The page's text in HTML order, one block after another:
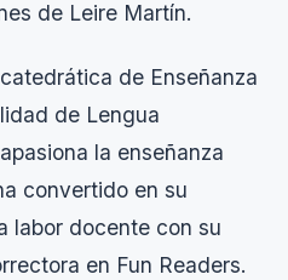
de Leire Martín.
de Enseñanza
de Lengua
la enseñanza
convertido en su
labor docente con su
en Fun Readers.